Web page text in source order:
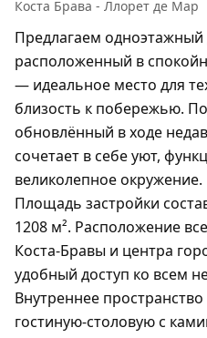
Коста Брава - Ллорет де Мар
Предлагаем одноэтажный
расположенный в
— идеальное место для
близость к побережью.
обновлённый в ходе
сочетает в себе уют,
великолепное окружение.
Площадь застройки
1208 м². Расположение
Коста-Бравы и центра
удобный доступ ко всем
Внутреннее
гостиную-столовую с